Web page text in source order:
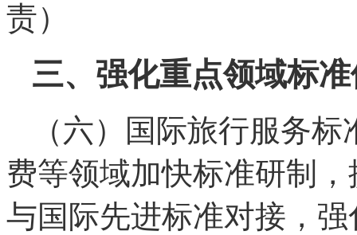
责）
三、强化重点领域标
（六）国际旅行服务
费等领域加快标准研制
与国际先进标准对接，